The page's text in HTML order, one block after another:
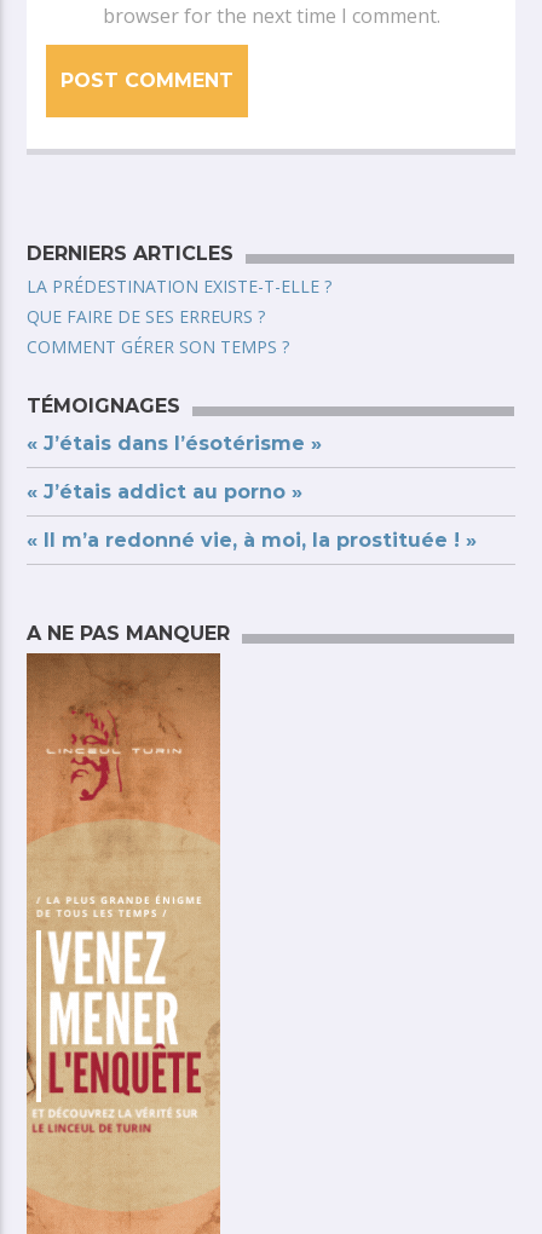
browser for the next time I comment.
DERNIERS ARTICLES
LA PRÉDESTINATION EXISTE-T-ELLE ?
QUE FAIRE DE SES ERREURS ?
COMMENT GÉRER SON TEMPS ?
TÉMOIGNAGES
« J’étais dans l’ésotérisme »
« J’étais addict au porno »
« Il m’a redonné vie, à moi, la prostituée ! »
A NE PAS MANQUER